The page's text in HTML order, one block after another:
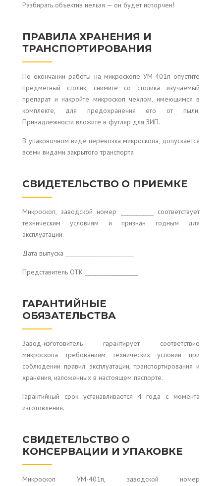
Разбирать объектив нельзя — он будет испорчен!
ПРАВИЛА ХРАНЕНИЯ И
ТРАНСПОРТИРОВАНИЯ
По окончании работы на микроскопе УМ-401п опустите
предметный столик, снимите со столика изучаемый
препарат и накройте микроскоп чехлом, имеющимся в
комплекте, для предохранения его от пыли.
Принадлежности вложите в футляр для ЗИП.
В упаковочном виде перевозка микроскопа, допускается
всеми видами закрытого транспорта
СВИДЕТЕЛЬСТВО О ПРИЕМКЕ
Микроскоп, заводской номер ___________ соответствует
техническим условиям и признан годным для
эксплуатации.
Дата выпуска _______________________
Представитель ОТК __________________
ГАРАНТИЙНЫЕ
ОБЯЗАТЕЛЬСТВА
Завод-изготовитель гарантирует соответствие
микроскопа требованиям технических условии при
соблюдении правил эксплуатации, транспортирования и
хранения, изложенных в настоящем паспорте.
Гарантийный срок устанавливается 4 года с момента
изготовления.
СВИДЕТЕЛЬСТВО О
КОНСЕРВАЦИИ И УПАКОВКЕ
Микроскоп УМ-401п, заводской номер